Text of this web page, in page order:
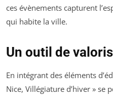
ces évènements capturent
qui habite la ville.
Un outil de
En intégrant des éléments
Nice, Villégiature d’hiver »